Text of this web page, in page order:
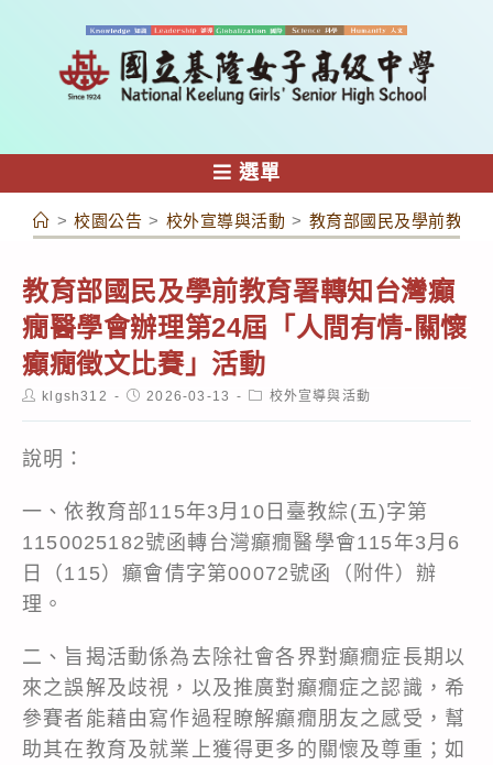
容
選單
> 校園公告 > 校外宣導與活動 > 教育部國民及學前教育
教育部國民及學前教育署轉知台灣癲
癇醫學會辦理第24屆「人間有情-關懷
癲癇徵文比賽」活動
Postklgsh312
Post2026-03-13
Post校外宣導與活動
說明：
一、依教育部115年3月10日臺教綜(五)字第
1150025182號函轉台灣癲癇醫學會115年3月6
日（115）癲會倩字第00072號函（附件）辦
理。
二、旨揭活動係為去除社會各界對癲癇症長期以
來之誤解及歧視，以及推廣對癲癇症之認識，希
參賽者能藉由寫作過程瞭解癲癇朋友之感受，幫
助其在教育及就業上獲得更多的關懷及尊重；如